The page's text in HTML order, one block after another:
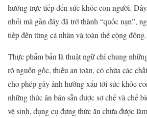
hưởng trực tiếp đến sức khỏe con người.
nhối mà gần đây đã trở thành “quốc nạn”,
tiếp đến từng cá nhân và toàn thể cộng đồng.
Thực phẩm bẩn là thuật ngữ chỉ chung
rõ nguồn gốc, thiếu an toàn, có chứa các
cho phép gây ảnh hưởng xấu tới sức khỏe
những thức ăn bán sẵn được sơ chế và chế
vệ sinh, dụng cụ đựng thức ăn chưa được